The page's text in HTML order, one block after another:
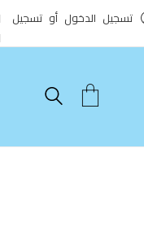
تسجيل الدخول أو تسجيل